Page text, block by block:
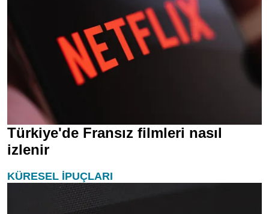
Türkiye'de Fransız filmleri nasıl
izlenir
KÜRESEL İPUÇLARI